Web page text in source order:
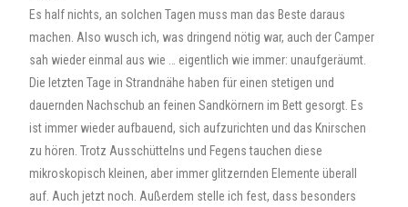
Es half nichts, an solchen Tagen muss man das Beste daraus
machen. Also wusch ich, was dringend nötig war, auch der Camper
sah wieder einmal aus wie … eigentlich wie immer: unaufgeräumt.
Die letzten Tage in Strandnähe haben für einen stetigen und
dauernden Nachschub an feinen Sandkörnern im Bett gesorgt. Es
ist immer wieder aufbauend, sich aufzurichten und das Knirschen
zu hören. Trotz Ausschüttelns und Fegens tauchen diese
mikroskopisch kleinen, aber immer glitzernden Elemente überall
auf. Auch jetzt noch. Außerdem stelle ich fest, dass besonders